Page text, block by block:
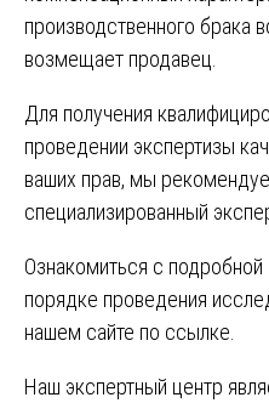
производственного брака
возмещает продавец.
Для получения
проведении экспертизы
ваших прав, мы
специализированный
Ознакомиться с
порядке проведения
нашем сайте по ссылке
Наш экспертный центр